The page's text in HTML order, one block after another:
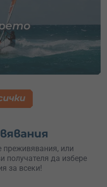
преживявания, или
получателя да избере
за всеки!